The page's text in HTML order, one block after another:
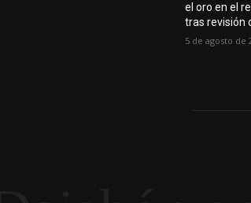
el oro en el
tras revisión
5 de agosto de